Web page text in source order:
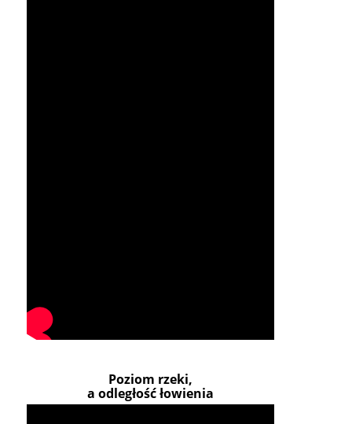
Poziom rzeki,
a odległość łowienia